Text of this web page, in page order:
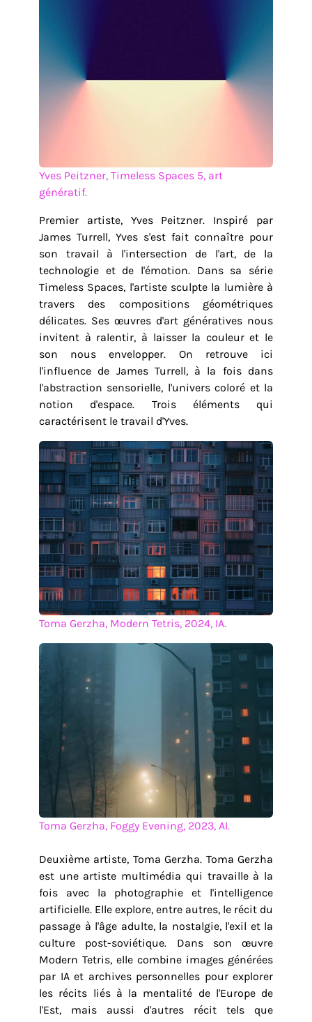
Yves Peitzner, Timeless Spaces 5, art
génératif.
Premier artiste, Yves Peitzner. Inspiré par
James Turrell, Yves s'est fait connaître pour
son travail à l'intersection de l'art, de la
technologie et de l'émotion. Dans sa série
Timeless Spaces, l'artiste sculpte la lumière à
travers des compositions géométriques
délicates. Ses œuvres d'art génératives nous
invitent à ralentir, à laisser la couleur et le
son nous envelopper. On retrouve ici
l'influence de James Turrell, à la fois dans
l'abstraction sensorielle, l'univers coloré et la
notion d'espace. Trois éléments qui
caractérisent le travail d'Yves.
Toma Gerzha, Modern Tetris, 2024, IA.
Toma Gerzha, Foggy Evening, 2023, AI.
Deuxième artiste, Toma Gerzha. Toma Gerzha
est une artiste multimédia qui travaille à la
fois avec la photographie et l'intelligence
artificielle. Elle explore, entre autres, le récit du
passage à l'âge adulte, la nostalgie, l'exil et la
culture post-soviétique. Dans son œuvre
Modern Tetris, elle combine images générées
par IA et archives personnelles pour explorer
les récits liés à la mentalité de l'Europe de
l'Est, mais aussi d'autres récit tels que